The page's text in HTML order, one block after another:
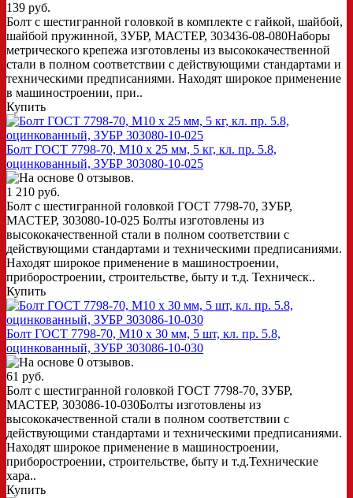
139 руб.
Болт с шестигранной головкой в комплекте с гайкой, шайбой,
шайбой пружинной, ЗУБР, МАСТЕР, 303436-08-080Наборы
метрического крепежа изготовлены из высококачественной
стали в полном соответствии с действующими стандартами и
техническими предписаниями. Находят широкое применение
в машиностроении, при..
Купить
Болт ГОСТ 7798-70, M10 x 25 мм, 5 кг, кл. пр. 5.8,
оцинкованный, ЗУБР 303080-10-025
1 210 руб.
Болт с шестигранной головкой ГОСТ 7798-70, ЗУБР,
МАСТЕР, 303080-10-025 Болты изготовлены из
высококачественной стали в полном соответствии с
действующими стандартами и техническими предписаниями.
Находят широкое применение в машиностроении,
приборостроении, строительстве, быту и т.д. Техническ..
Купить
Болт ГОСТ 7798-70, M10 x 30 мм, 5 шт, кл. пр. 5.8,
оцинкованный, ЗУБР 303086-10-030
61 руб.
Болт с шестигранной головкой ГОСТ 7798-70, ЗУБР,
МАСТЕР, 303086-10-030Болты изготовлены из
высококачественной стали в полном соответствии с
действующими стандартами и техническими предписаниями.
Находят широкое применение в машиностроении,
приборостроении, строительстве, быту и т.д.Технические
хара..
Купить